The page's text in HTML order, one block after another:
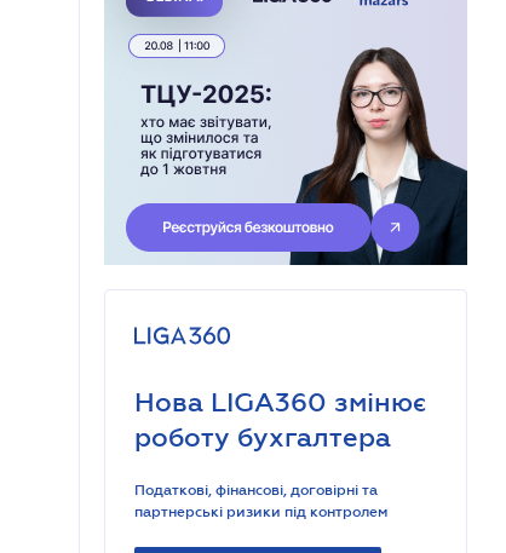
Нова LIGA360 змінює
роботу бухгалтера
Податкові, фінансові, договірні та
партнерські ризики під контролем